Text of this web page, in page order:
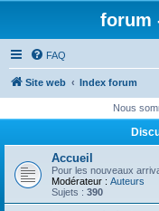
forum
FAQ
Site web Index forum
Nous
Accueil
Pour les nouveaux
Modérateur : Auteurs
Sujets : 390